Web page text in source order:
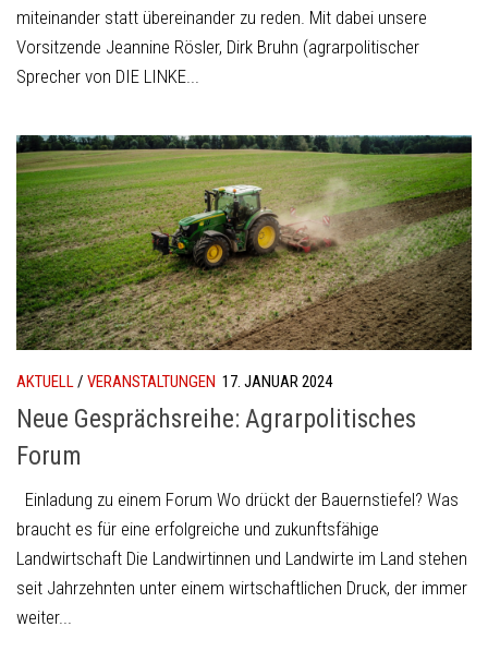
miteinander statt übereinander zu reden. Mit dabei unsere
Vorsitzende Jeannine Rösler, Dirk Bruhn (agrarpolitischer
Sprecher von DIE LINKE...
AKTUELL/ VERANSTALTUNGEN 17. JANUAR 2024
Neue Gesprächsreihe: Agrarpolitisches
Forum
Einladung zu einem Forum Wo drückt der Bauernstiefel? Was
braucht es für eine erfolgreiche und zukunftsfähige
Landwirtschaft Die Landwirtinnen und Landwirte im Land stehen
seit Jahrzehnten unter einem wirtschaftlichen Druck, der immer
weiter...